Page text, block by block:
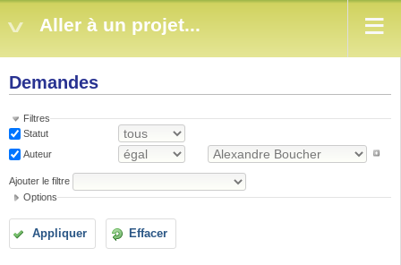
Aller à un projet...
Demandes
Filtres
Statut
Auteur
Ajouter le filtre
Options
Appliquer Effacer